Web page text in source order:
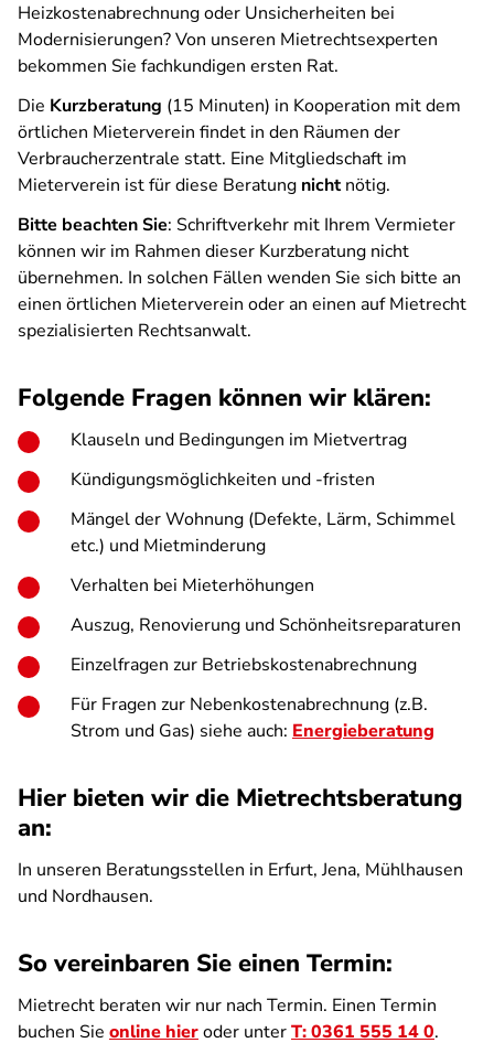
Heizkostenabrechnung oder Unsicherheiten bei
Modernisierungen? Von unseren Mietrechtsexperten
bekommen Sie fachkundigen ersten Rat.
Die Kurzberatung (15 Minuten) in Kooperation mit dem
örtlichen Mieterverein findet in den Räumen der
Verbraucherzentrale statt. Eine Mitgliedschaft im
Mieterverein ist für diese Beratung nichtnötig.
Bitte beachten Sie: Schriftverkehr mit Ihrem Vermieter
können wir im Rahmen dieser Kurzberatung nicht
übernehmen. In solchen Fällen wenden Sie sich bitte an
einen örtlichen Mieterverein oder an einen auf Mietrecht
spezialisierten Rechtsanwalt.
Folgende Fragen können wir klären:
Klauseln und Bedingungen im Mietvertrag
Kündigungsmöglichkeiten und -fristen
Mängel der Wohnung (Defekte, Lärm, Schimmel
etc.) und Mietminderung
Verhalten bei Mieterhöhungen
Auszug, Renovierung und Schönheitsreparaturen
Einzelfragen zur Betriebskostenabrechnung
Für Fragen zur Nebenkostenabrechnung (z.B.
Strom und Gas) siehe auch: Energieberatung
Hier bieten wir die Mietrechtsberatung
an:
In unseren Beratungsstellen in Erfurt, Jena, Mühlhausen
und Nordhausen.
So vereinbaren Sie einen Termin:
Mietrecht beraten wir nur nach Termin. Einen Termin
buchen Sie online hieroder unterT: 0361 555 14 0.